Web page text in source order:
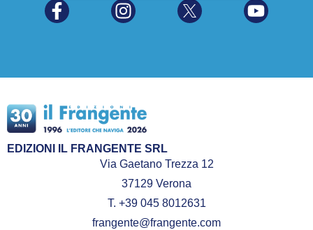
EDIZIONI IL FRANGENTE SRL
Via Gaetano Trezza 12
37129 Verona
T. +39 045 8012631
frangente@frangente.com